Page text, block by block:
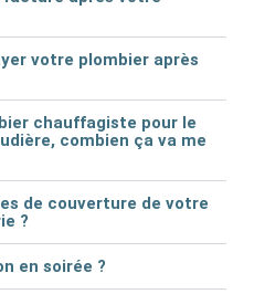
votre plombier après
chauffagiste pour le
combien ça va me
de couverture de votre
?
en soirée ?